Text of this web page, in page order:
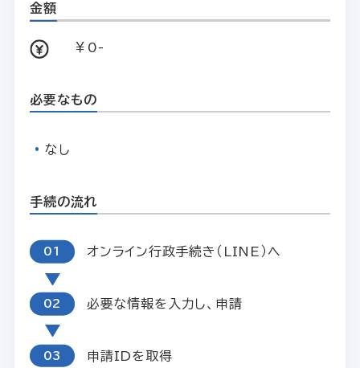
金額
￥0-
必要なもの
なし
手続の流れ
オンライン行政手続き（LINE）へ
必要な情報を入力し、申請
申請IDを取得